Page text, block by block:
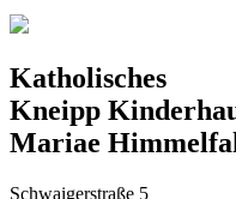
Katholisches
Kneipp
Mariae
Schwaigerstraße 5